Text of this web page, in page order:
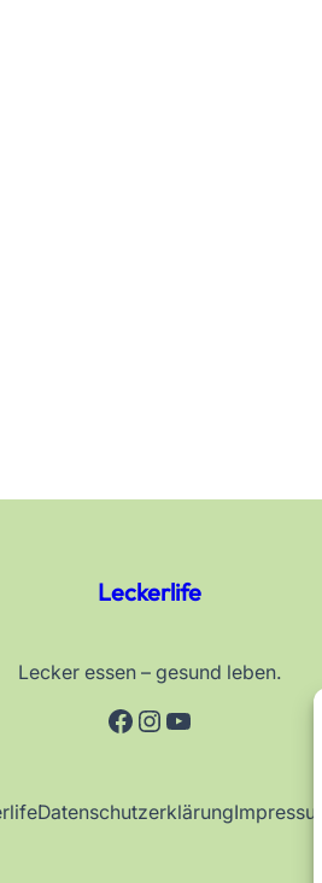
Leckerlife
Lecker essen – gesund leben.
Facebook
Instagram
YouTube
DatenschutzerklärungImpressum